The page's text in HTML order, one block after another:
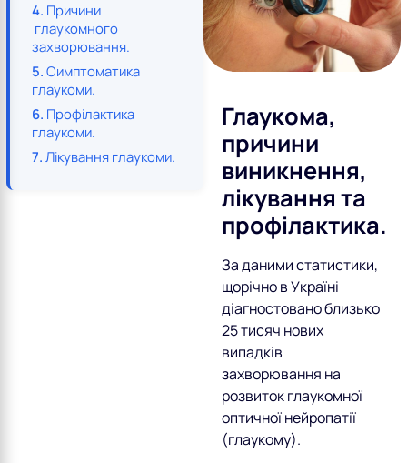
Причини
глаукомного
захворювання.
Симптоматика
глаукоми.
Профілактика
глаукоми.
Лікування глаукоми.
Глаукома,
причини
виникнення,
лікування та
профілактика.
За даними статистики,
щорічно в Україні
діагностовано близько
25 тисяч нових
випадків
захворювання на
розвиток глаукомної
оптичної нейропатії
(глаукому).